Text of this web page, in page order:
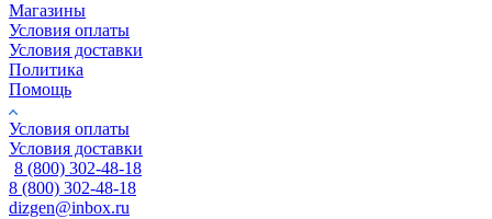
Магазины
Условия оплаты
Условия доставки
Политика
Помощь
Условия оплаты
Условия доставки
8 (800) 302-48-18
8 (800) 302-48-18
dizgen@inbox.ru